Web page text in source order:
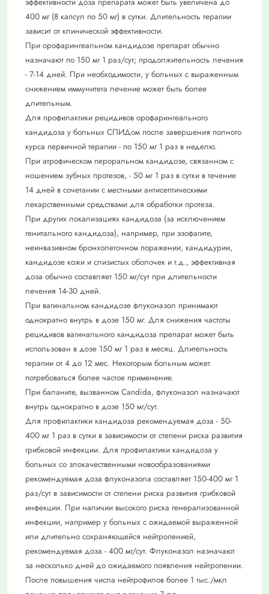
400 мг (8 капсул по 50 мг) в сутки. Дли­тельность терапии
зависит от клинической эффективности.
При орофарингеальном кандидозе препа­рат обычно
назначают по 150 мг 1 раз/сут; продолжительность лечения
- 7-14 дней. При необходимости, у больных с выра­женным
снижением иммунитета лечение может быть более
длительным.
Для профилактики рецидивов орофарин­геального
кандидоза у больных СПИДом после завершения полного
курса первич­ной терапии - по 150 мг 1 раз в неделю.
При атрофическом пероральном кандидо­зе, связанном с
ношением зубных проте­зов, - 50 мг 1 раз в сутки в течение
14 дней в сочетании с местными антисептическими
лекарственными средствами для обработки протеза.
При других локализациях кандидоза (за исключением
генитального кандидоза), например, при эзофагите,
неинвазивном бронхолегочном поражении, кандидурии,
кандидозе кожи и слизистых оболочек и т.д., эффективная
доза обычно составляет 150 мг/сут при длительности
лечения 14-30 дней.
При вагинальном кандидозе флуконазол принимают
однократно внутрь в дозе 150 мг. Для снижения частоты
рецидивов вагинального кандидоза препарат может быть
использован в дозе 150 мг 1 раз в ме­сяц. Длительность
терапии от 4 до 12 мес. Некоторым больным может
потребоваться более частое применение.
При баланите, вызванном Candida, флуко­назол назначают
внутрь однократно в дозе 150 мг/сут.
Для профилактики кандидоза рекомендуе­мая доза - 50-
400 мг 1 раз в сутки в зави­симости от степени риска развития
гриб­ковой инфекции. Для профилактики кан­дидоза у
больных со злокачественными новообразованиями
рекомендуемая доза флуконазола составляет 150-400 мг 1
раз/сут в зависимости от степени риска развития грибковой
инфекции. При наличии высокого риска генерализованной
ин­фекции, например у больных с ожидаемой выраженной
или длительно сохраняющей­ся нейтропенией,
рекомендуемая доза - 400 мг/сут. Флуконазол назначают
за не­сколько дней до ожидаемого появления нейтропении.
После повышения числа нейтрофилов более 1 тыс./мкл